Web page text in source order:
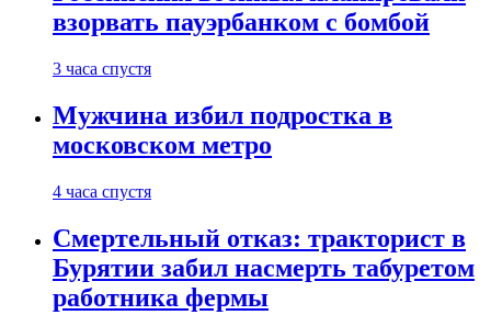
взорвать пауэрбанком с бомбой
3 часа спустя
Мужчина избил подростка в
московском метро
4 часа спустя
Смертельный отказ: тракторист в
Бурятии забил насмерть табуретом
работника фермы